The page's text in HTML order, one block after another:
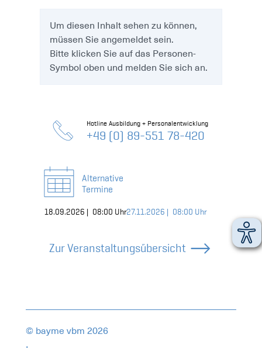
Hotline Ausbildung + Personalentwicklung
+49 (0) 89-551 78-420
Alternative
Termine
18.09.2026 | Online,
08:00 Uhr27.11.2026 | Online,
08:00 Uhr
Zur Veranstaltungsübersicht
Um diesen Inhalt sehen zu können,
müssen Sie angemeldet sein.
Bitte klicken Sie auf das Personen-
Symbol oben und melden Sie sich an.
© bayme vbm 2026